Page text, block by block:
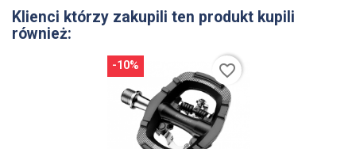
Klienci którzy zakupili ten produkt kupili
również:
-10% favorite_border